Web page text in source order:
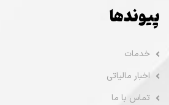
پیوندها
خدمات
اخبار مالیاتی
تماس با ما